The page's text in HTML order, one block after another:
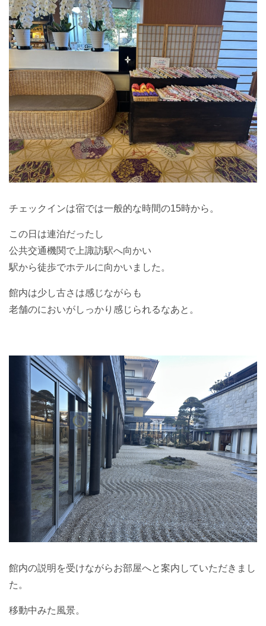
チェックインは宿では一般的な時間の15時から。
この日は連泊だったし
公共交通機関で上諏訪駅へ向かい
駅から徒歩でホテルに向かいました。
館内は少し古さは感じながらも
老舗のにおいがしっかり感じられるなあと。
館内の説明を受けながらお部屋へと案内していただきまし
た。
移動中みた風景。